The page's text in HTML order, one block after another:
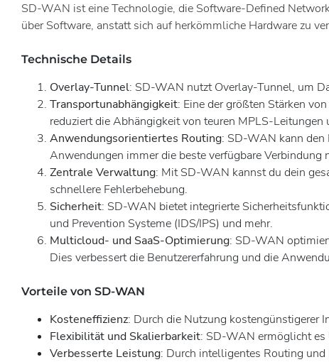
SD-WAN ist eine Technologie, die Software-Defined
über Software, anstatt sich auf herkömmliche Hardware zu
Technische Details
Overlay-Tunnel: SD-WAN nutzt Overlay-Tunnel, um
Transportunabhängigkeit: Eine der größten Stärken
reduziert die Abhängigkeit von teuren MPLS-Leitungen
Anwendungsorientiertes Routing: SD-WAN kann den
Anwendungen immer die beste verfügbare
Zentrale Verwaltung: Mit SD-WAN kannst du dein
schnellere Fehlerbehebung.
Sicherheit: SD-WAN bietet integrierte
und Prevention Systeme (IDS/IPS) und mehr.
Multicloud- und SaaS-Optimierung: SD-WAN
Dies verbessert die Benutzererfahrung und die
Vorteile von SD-WAN
Kosteneffizienz: Durch die Nutzung kostengünstigerer
Flexibilität und Skalierbarkeit: SD-WAN ermöglicht es
Verbesserte Leistung: Durch intelligentes Routing